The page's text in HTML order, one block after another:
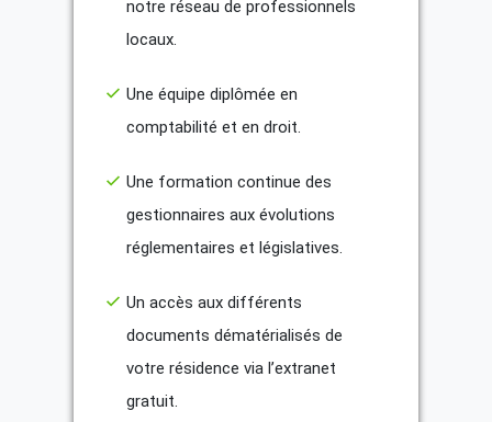
notre réseau de professionnels
locaux.
Une équipe diplômée en
comptabilité et en droit.
Une formation continue des
gestionnaires aux évolutions
réglementaires et législatives.
Un accès aux différents
documents dématérialisés de
votre résidence via l’extranet
gratuit.